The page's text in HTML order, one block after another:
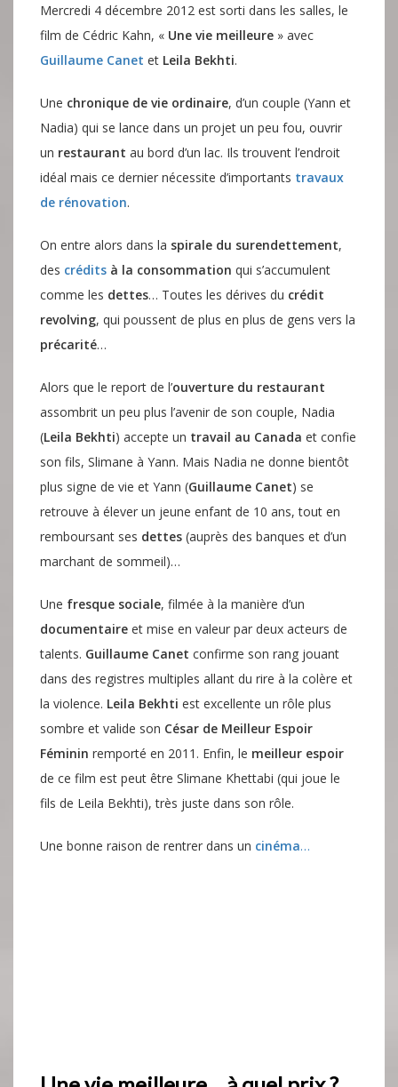
Mercredi 4 décembre 2012 est sorti dans les salles, le
film de Cédric Kahn, « Une vie meilleure » avec
Guillaume Canet et Leila Bekhti.
Une chronique de vie ordinaire, d’un couple (Yann et
Nadia) qui se lance dans un projet un peu fou, ouvrir
un restaurant au bord d’un lac. Ils trouvent l’endroit
idéal mais ce dernier nécessite d’importants travaux
de rénovation.
On entre alors dans la spirale du surendettement,
des crédits à la consommation qui s’accumulent
comme les dettes… Toutes les dérives du crédit
revolving, qui poussent de plus en plus de gens vers la
précarité…
Alors que le report de l’ouverture du restaurant
assombrit un peu plus l’avenir de son couple, Nadia
(Leila Bekhti) accepte un travail au Canada et confie
son fils, Slimane à Yann. Mais Nadia ne donne bientôt
plus signe de vie et Yann (Guillaume Canet) se
retrouve à élever un jeune enfant de 10 ans, tout en
remboursant ses dettes (auprès des banques et d’un
marchant de sommeil)…
Une fresque sociale, filmée à la manière d’un
documentaire et mise en valeur par deux acteurs de
talents. Guillaume Canet confirme son rang jouant
dans des registres multiples allant du rire à la colère et
la violence. Leila Bekhti est excellente un rôle plus
sombre et valide son César de Meilleur Espoir
Féminin remporté en 2011. Enfin, le meilleur espoir
de ce film est peut être Slimane Khettabi (qui joue le
fils de Leila Bekhti), très juste dans son rôle.
Une bonne raison de rentrer dans un cinéma…